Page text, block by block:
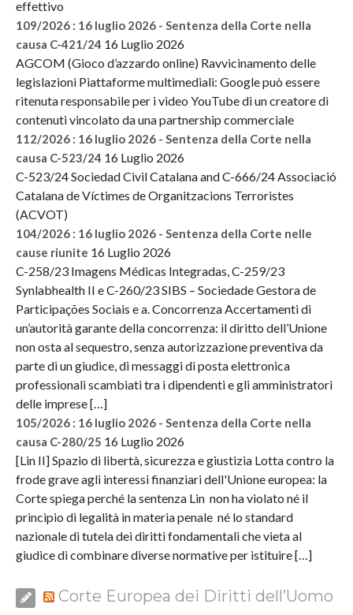
effettivo
109/2026 : 16 luglio 2026 - Sentenza della Corte nella
causa C-421/24 16 Luglio 2026
AGCOM (Gioco d’azzardo online) Ravvicinamento delle
legislazioni Piattaforme multimediali: Google può essere
ritenuta responsabile per i video YouTube di un creatore di
contenuti vincolato da una partnership commerciale
112/2026 : 16 luglio 2026 - Sentenza della Corte nella
causa C-523/24 16 Luglio 2026
C-523/24 Sociedad Civil Catalana and C-666/24 Associació
Catalana de Víctimes de Organitzacions Terroristes
(ACVOT)
104/2026 : 16 luglio 2026 - Sentenza della Corte nelle
cause riunite 16 Luglio 2026
C-258/23 Imagens Médicas Integradas, C-259/23
Synlabhealth II e C-260/23 SIBS – Sociedade Gestora de
Participações Sociais e a. Concorrenza Accertamenti di
un’autorità garante della concorrenza: il diritto dell’Unione
non osta al sequestro, senza autorizzazione preventiva da
parte di un giudice, di messaggi di posta elettronica
professionali scambiati tra i dipendenti e gli amministratori
delle imprese […]
105/2026 : 16 luglio 2026 - Sentenza della Corte nella
causa C-280/25 16 Luglio 2026
[Lin II] Spazio di libertà, sicurezza e giustizia Lotta contro la
frode grave agli interessi finanziari dell'Unione europea: la
Corte spiega perché la sentenza Lin non ha violato né il
principio di legalità in materia penale né lo standard
nazionale di tutela dei diritti fondamentali che vieta al
giudice di combinare diverse normative per istituire […]
Corte Europea dei Diritti dell’Uomo